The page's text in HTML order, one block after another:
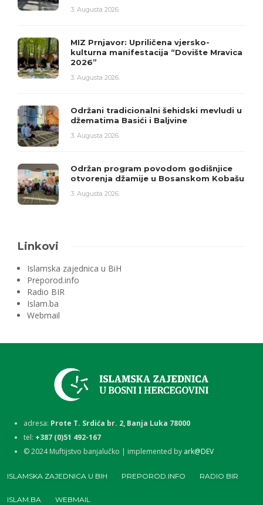
3. Augusta 2026.
MIZ Prnjavor: Upriličena vjersko-
kulturna manifestacija “Dovište Mravica
2026”
3. Augusta 2026.
Održani tradicionalni šehidski mevludi u
džematima Basići i Baljvine
3. Augusta 2026.
Održan program povodom godišnjice
otvorenja džamije u Bosanskom Kobašu
3. Augusta 2026.
Linkovi
Islamska zajednica u BiH
Preporod.info
Radio BIR
Islam.ba
Webmail
adresa: Prote T. Srdića br. 2, Banja Luka 78000
tel: +387 (0)51 492-167
©2024Muftijstvo banjalučko | implemented by ark@DEV
ISLAMSKA ZAJEDNICA U BIH PREPOROD.INFO RADIO BIR
ISLAM.BA WEBMAIL